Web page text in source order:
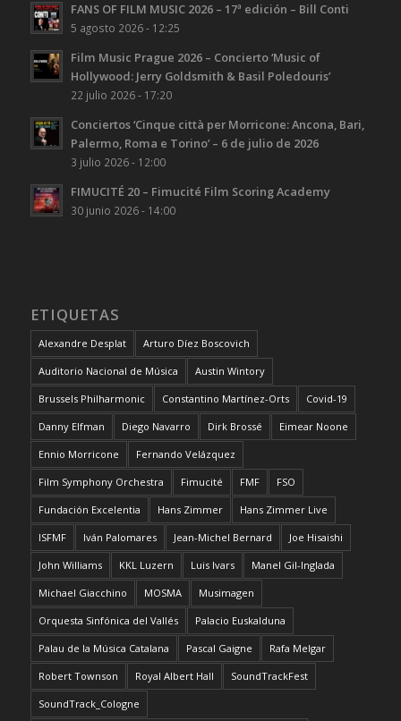
FANS OF FILM MUSIC 2026 – 17ª edición – Bill Conti
5 agosto 2026 - 12:25
Film Music Prague 2026 – Concierto ‘Music of
Hollywood: Jerry Goldsmith & Basil Poledouris’
22 julio 2026 - 17:20
Conciertos ‘Cinque città per Morricone: Ancona, Bari,
Palermo, Roma e Torino’ – 6 de julio de 2026
3 julio 2026 - 12:00
FIMUCITÉ 20 – Fimucité Film Scoring Academy
30 junio 2026 - 14:00
ETIQUETAS
Alexandre Desplat Arturo Díez Boscovich
Auditorio Nacional de Música Austin Wintory
Brussels Philharmonic Constantino Martínez-Orts Covid-19
Danny Elfman Diego Navarro Dirk Brossé Eimear Noone
Ennio Morricone Fernando Velázquez
Film Symphony Orchestra Fimucité FMF FSO
Fundación Excelentia Hans Zimmer Hans Zimmer Live
ISFMF Iván Palomares Jean-Michel Bernard Joe Hisaishi
John Williams KKL Luzern Luis Ivars Manel Gil-Inglada
Michael Giacchino MOSMA Musimagen
Orquesta Sinfónica del Vallés Palacio Euskalduna
Palau de la Música Catalana Pascal Gaigne Rafa Melgar
Robert Townson Royal Albert Hall SoundTrackFest
SoundTrack_Cologne